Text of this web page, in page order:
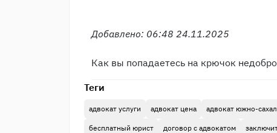
Добавлено: 06:48 24.11.2025
Как вы попадаетесь на крючок
Теги
адвокат услуги адвокат цена адвокат южно-
бесплатный юрист договор с адвокатом